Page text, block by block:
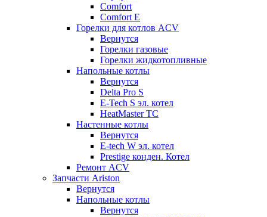
Comfort
Comfort E
Горелки для котлов ACV
Вернутся
Горелки газовые
Горелки жидкотопливные
Напольные котлы
Вернутся
Delta Pro S
E-Tech S эл. котел
HeatMaster TC
Настенные котлы
Вернутся
E-tech W эл. котел
Prestige конден. Котел
Ремонт ACV
Запчасти Ariston
Вернутся
Напольные котлы
Вернутся